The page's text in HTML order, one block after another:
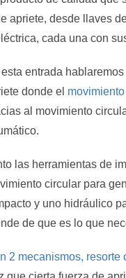
apriete, desde llaves
cada una con
esta entrada
donde el
al movimiento
las herramientas de
circular para
y uno hidráulico
de que es lo que
2 mecanismos, resorte